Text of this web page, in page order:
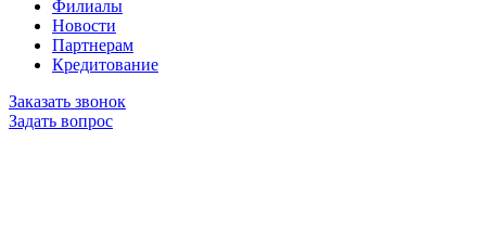
Филиалы
Новости
Партнерам
Кредитование
Заказать звонок
Задать вопрос